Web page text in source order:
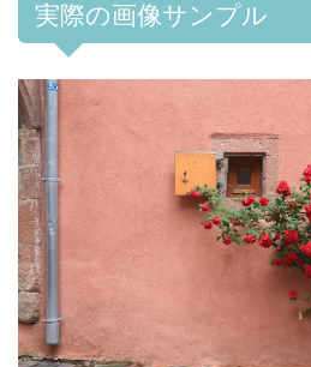
実際の画像サンプル